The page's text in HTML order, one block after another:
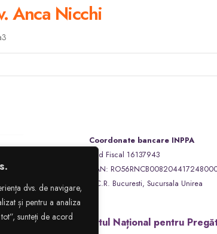
dvs. de navigare,
și pentru a analiza
sunteți de acord
Anca Nicchi
Coordonate bancare INPPA
Cod Fiscal 16137943
IBAN:
B.C.R. Bucuresti, Sucursala Unirea
© 1992–2025Institutul Național pentru